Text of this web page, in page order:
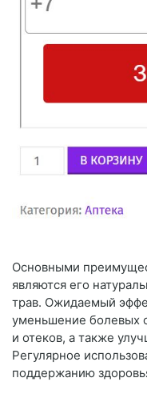
Основными
являются его
трав. Ожидаемый
уменьшение болевых
и отеков, а также
Регулярное
поддержанию